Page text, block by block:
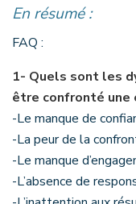
En résumé :
FAQ :
1- Quels sont les
être confronté une
-Le manque de
-La peur de la
-Le manque
-L’absence de